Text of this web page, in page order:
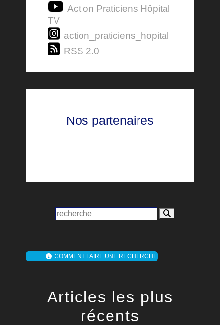
Action Praticiens Hôpital
TV
action_praticiens_hopital
RSS 2.0
Nos partenaires
COMMENT FAIRE UNE RECHERCHE
Articles les plus
récents